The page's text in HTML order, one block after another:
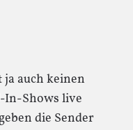
ja auch keinen
In-Shows live
die Sender